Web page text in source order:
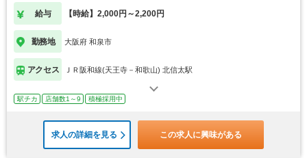
給与 【時給】2,000円～2,200円
勤務地 大阪府 和泉市
アクセス ＪＲ阪和線(天王寺－和歌山) 北信太駅
駅チカ 店舗数1～9 積極採用中
求人の詳細を見る この求人に興味がある